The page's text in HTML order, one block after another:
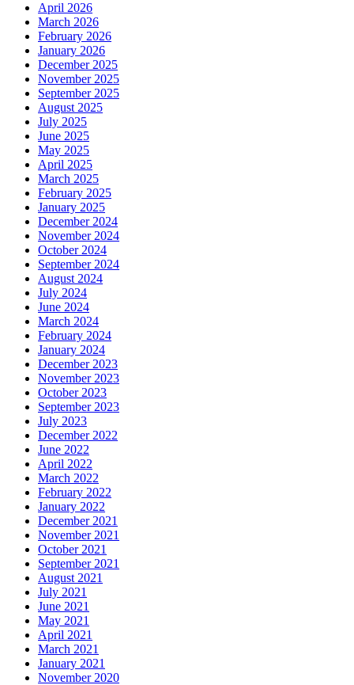
April 2026
March 2026
February 2026
January 2026
December 2025
November 2025
September 2025
August 2025
July 2025
June 2025
May 2025
April 2025
March 2025
February 2025
January 2025
December 2024
November 2024
October 2024
September 2024
August 2024
July 2024
June 2024
March 2024
February 2024
January 2024
December 2023
November 2023
October 2023
September 2023
July 2023
December 2022
June 2022
April 2022
March 2022
February 2022
January 2022
December 2021
November 2021
October 2021
September 2021
August 2021
July 2021
June 2021
May 2021
April 2021
March 2021
January 2021
November 2020